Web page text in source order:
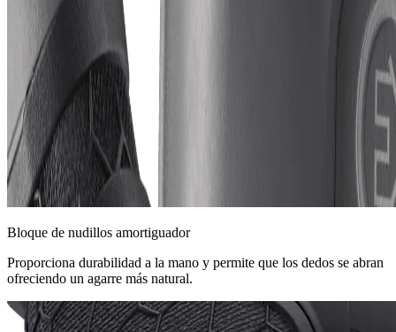
Bloque de nudillos amortiguador
Proporciona durabilidad a la mano y permite que los dedos se abran
ofreciendo un agarre más natural.